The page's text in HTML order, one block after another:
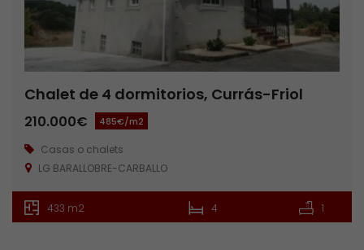
Chalet de 4 dormitorios, Currás-Friol
210.000€ 485€/m2
Casas o chalets
LG BARALLOBRE-CARBALLO
433 m2 4 1